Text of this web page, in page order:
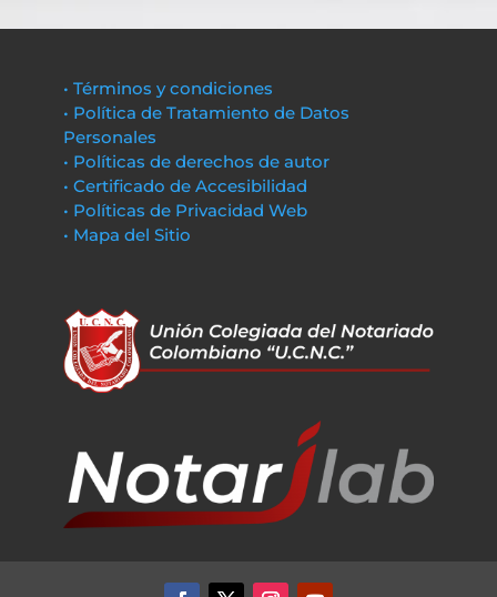
• Términos y condiciones
• Política de Tratamiento de Datos
Personales
• Políticas de derechos de autor
• Certificado de Accesibilidad
• Políticas de Privacidad Web
• Mapa del Sitio